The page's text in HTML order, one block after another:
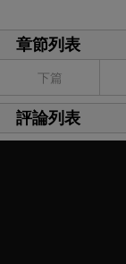
章節列表
下篇
評論列表